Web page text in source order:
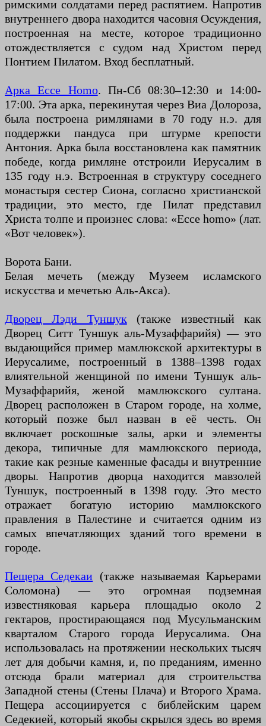
римскими солдатами перед распятием. Напротив
внутреннего двора находится часовня Осуждения,
построенная на месте, которое традиционно
отождествляется с судом над Христом перед
Понтием Пилатом. Вход бесплатный.
Арка Ecce Homo. Пн-Сб 08:30–12:30 и 14:00-
17:00. Эта арка, перекинутая через Виа Долороза,
была построена римлянами в 70 году н.э. для
поддержки пандуса при штурме крепости
Антония. Арка была восстановлена ​​как памятник
победе, когда римляне отстроили Иерусалим в
135 году н.э. Встроенная в структуру соседнего
монастыря сестер Сиона, согласно христианской
традиции, это место, где Пилат представил
Христа толпе и произнес слова: «Ecce homo» (лат.
«Вот человек»).
Ворота Бани.
Белая мечеть (между Музеем исламского
искусства и мечетью Аль-Акса).
Дворец Лэди Туншук (также известный как
Дворец Ситт Туншук аль-Музаффарийя) — это
выдающийся пример мамлюкской архитектуры в
Иерусалиме, построенный в 1388–1398 годах
влиятельной женщиной по имени Туншук аль-
Музаффарийя, женой мамлюкского султана.
Дворец расположен в Старом городе, на холме,
который позже был назван в её честь. Он
включает роскошные залы, арки и элементы
декора, типичные для мамлюкского периода,
такие как резные каменные фасады и внутренние
дворы. Напротив дворца находится мавзолей
Туншук, построенный в 1398 году. Это место
отражает богатую историю мамлюкского
правления в Палестине и считается одним из
самых впечатляющих зданий того времени в
городе.
Пещера Седекаи (также называемая Карьерами
Соломона) — это огромная подземная
известняковая карьера площадью около 2
гектаров, простирающаяся под Мусульманским
кварталом Старого города Иерусалима. Она
использовалась на протяжении нескольких тысяч
лет для добычи камня, и, по преданиям, именно
отсюда брали материал для строительства
Западной стены (Стены Плача) и Второго Храма.
Пещера ассоциируется с библейским царем
Седекией, который якобы скрылся здесь во время